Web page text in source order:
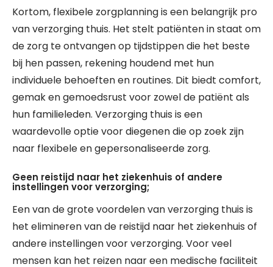
Kortom, flexibele zorgplanning is een belangrijk pro
van verzorging thuis. Het stelt patiënten in staat om
de zorg te ontvangen op tijdstippen die het beste
bij hen passen, rekening houdend met hun
individuele behoeften en routines. Dit biedt comfort,
gemak en gemoedsrust voor zowel de patiënt als
hun familieleden. Verzorging thuis is een
waardevolle optie voor diegenen die op zoek zijn
naar flexibele en gepersonaliseerde zorg.
Geen reistijd naar het ziekenhuis of andere
instellingen voor verzorging;
Een van de grote voordelen van verzorging thuis is
het elimineren van de reistijd naar het ziekenhuis of
andere instellingen voor verzorging. Voor veel
mensen kan het reizen naar een medische faciliteit